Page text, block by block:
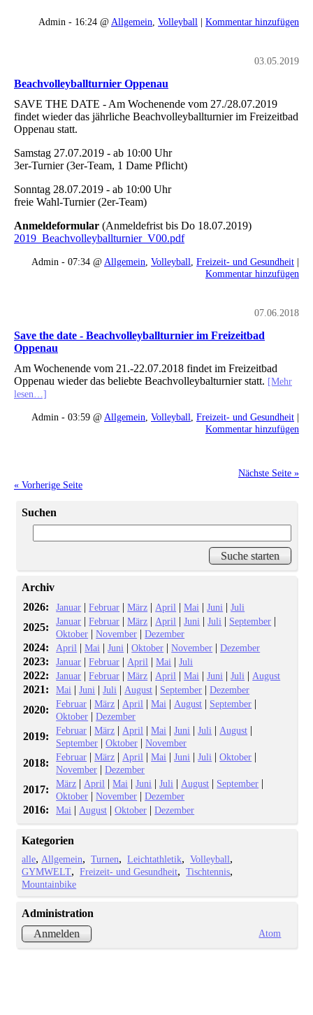
Admin - 16:24 @ Allgemein Volleyball | Kommentar hinzufügen
03.05.2019
Beachvolleyballturnier Oppenau
SAVE THE DATE - Am Wochenende vom 27./28.07.2019
findet wieder das jährliche Beachvolleyballturnier im Freizeitbad
Oppenau statt.
Samstag 27.07.2019 - ab 10:00 Uhr
3er-Turnier (3er-Team, 1 Dame Pflicht)
Sonntag 28.07.2019 - ab 10:00 Uhr
freie Wahl-Turnier (2er-Team)
Anmeldeformular (Anmeldefrist bis Do 18.07.2019)
2019_Beachvolleyballturnier_V00.pdf
Admin - 07:34 @ Allgemein Volleyball Freizeit- und Gesundheit |
Kommentar hinzufügen
07.06.2018
Save the date - Beachvolleyballturnier im Freizeitbad
Oppenau
Am Wochenende vom 21.-22.07.2018 findet im Freizeitbad
Oppenau wieder das beliebte Beachvolleybalturnier statt. [Mehr
lesen…]
Admin - 03:59 @ Allgemein Volleyball Freizeit- und Gesundheit |
Kommentar hinzufügen
Nächste Seite »
« Vorherige Seite
Suchen
Archiv
2026:
Januar |Februar |März | April |Mai |Juni |Juli
2025: Januar |Februar |März | April |Juni |Juli | September |
Oktober |November |Dezember
2024: April |Mai |Juni |Oktober |November |Dezember
2023: Januar |Februar | April |Mai |Juli
2022: Januar |Februar |März | April |Mai |Juni |Juli | August
2021: Mai |Juni |Juli | August | September |Dezember
2020: Februar |März | April |Mai | August | September |
Oktober |Dezember
2019: Februar |März | April |Mai |Juni |Juli | August |
September |Oktober |November
2018: Februar |März | April |Mai |Juni |Juli |Oktober |
November |Dezember
2017: März | April |Mai |Juni |Juli | August | September |
Oktober |November |Dezember
2016: Mai | August |Oktober |Dezember
Kategorien
alle Allgemein Turnen Leichtathletik
Volleyball
GYMWELT
Freizeit- und Gesundheit
Tischtennis
Mountainbike
Administration
Anmelden
Atom